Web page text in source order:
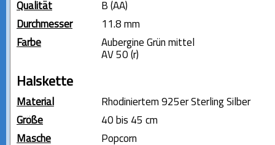
Qualität
B (AA)
Durchmesser
11.8 mm
Farbe
Aubergine Grün mittel
AV 50 (r)
Halskette
Material
Rhodiniertem 925er Sterling Silber
Größe
40 bis 45 cm
Masche
Popcorn